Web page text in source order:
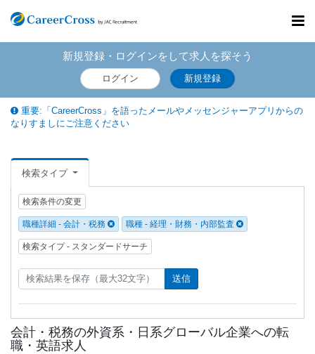
新規登録・ログインをして求人を探そう
ログイン 新規登録
重要:「CareerCross」を語ったメールやメッセンジャーアプリからの
なりすましにご注意ください
検索タイプ
検索条件の変更
職種詳細 - 会計・税務 職種 - 経理・財務・内部監査
検索タイプ - スタンダードサーチ
送信
会計・税務の外資系・日系グローバル企業への転
職・英語求人